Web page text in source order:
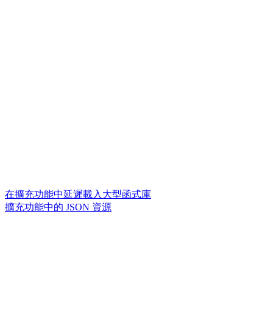
在擴充功能中延遲載入大型函式庫
擴充功能中的 JSON 資源